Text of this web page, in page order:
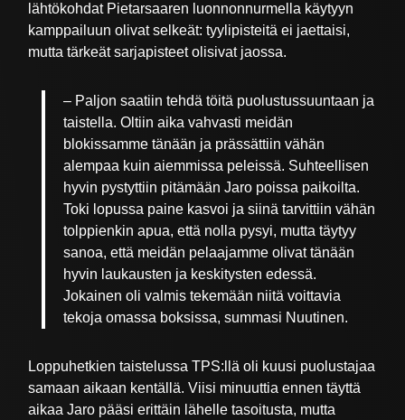
lähtökohdat Pietarsaaren luonnonnurmella käytyyn
kamppailuun olivat selkeät: tyylipisteitä ei jaettaisi,
mutta tärkeät sarjapisteet olisivat jaossa.
– Paljon saatiin tehdä töitä puolustussuuntaan ja
taistella. Oltiin aika vahvasti meidän
blokissamme tänään ja prässättiin vähän
alempaa kuin aiemmissa peleissä. Suhteellisen
hyvin pystyttiin pitämään Jaro poissa paikoilta.
Toki lopussa paine kasvoi ja siinä tarvittiin vähän
tolppienkin apua, että nolla pysyi, mutta täytyy
sanoa, että meidän pelaajamme olivat tänään
hyvin laukausten ja keskitysten edessä.
Jokainen oli valmis tekemään niitä voittavia
tekoja omassa boksissa, summasi Nuutinen.
Loppuhetkien taistelussa TPS:llä oli kuusi puolustajaa
samaan aikaan kentällä. Viisi minuuttia ennen täyttä
aikaa Jaro pääsi erittäin lähelle tasoitusta, mutta